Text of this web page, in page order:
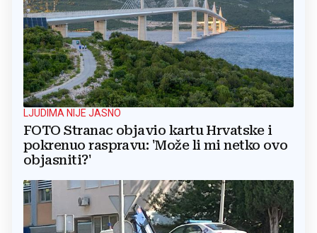
LJUDIMA NIJE JASNO
FOTO Stranac objavio kartu Hrvatske i
pokrenuo raspravu: 'Može li mi netko ovo
objasniti?'